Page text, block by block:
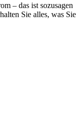
– das ist sozusagen
Sie alles, was Sie